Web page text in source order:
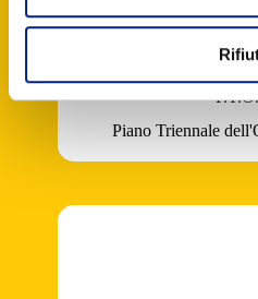
Piano Triennale